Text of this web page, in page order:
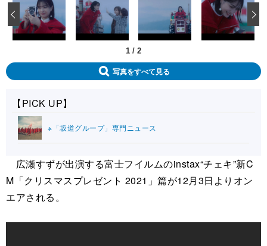
1 / 2
‹
写真をすべて見る
【PICK UP】
※「坂道グループ」専門ニュース
広瀬すずが出演する富士フイルムのinstax“チェキ”新C
M「クリスマスプレゼント 2021」篇が12月3日よりオン
エアされる。